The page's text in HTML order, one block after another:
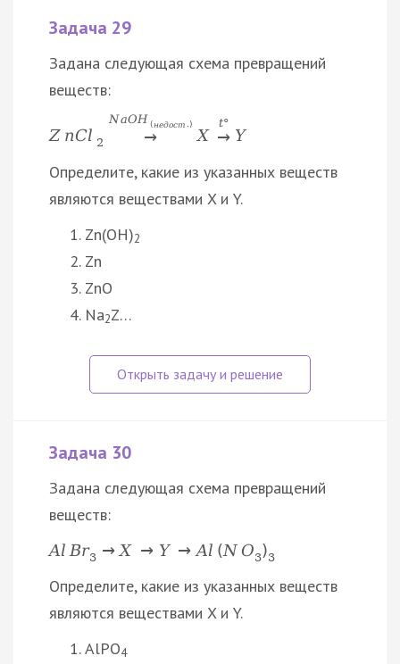
Задача 29
Задана следующая схема превращений
веществ:
Z nCl 2
NaOH ( недост . )
→ X
t°
→ Y
Определите, какие из указанных веществ
являются веществами X и Y.
Zn(OH)2
Zn
ZnO
Na2Z…
Задача 30
Задана следующая схема превращений
веществ:
Al Br3 → X → Y → Al (N O3)3
Определите, какие из указанных веществ
являются веществами X и Y.
AlPO4